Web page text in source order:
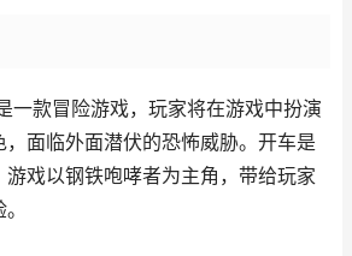
一款冒险游戏，玩家将在游戏中扮演
面临外面潜伏的恐怖威胁。开车是
戏以钢铁咆哮者为主角，带给玩家